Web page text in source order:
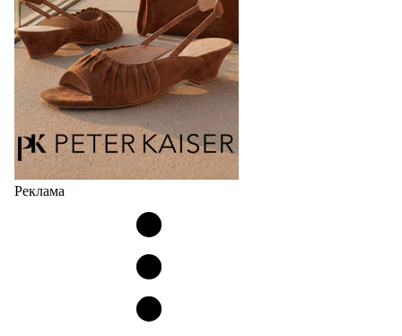
Но в модели Miu Miu Bubble присутствует еще и…
05.08.2026 2787
Реклама